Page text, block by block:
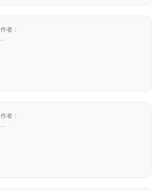
作者：
作者：